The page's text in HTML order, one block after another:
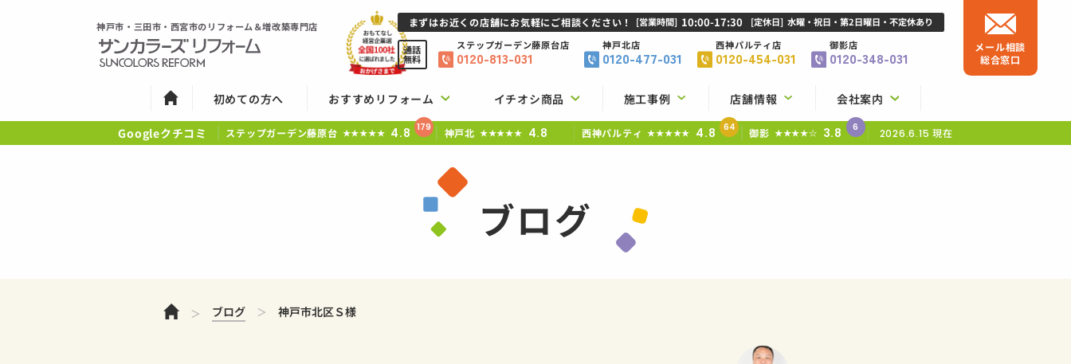
神戸市・三田市・西宮市のリフォーム＆増改築専門店
初めての方へ おすすめリフォーム イチオシ商品 施工事例 店舗情報 会社案内
まずはお近くの店舗にお気軽にご相談ください！ [営業時間] 10:00-17:30 [定休日] 水曜・祝日・第2日曜日・不定休あり
通話
無料
ステップガーデン藤原台店
0120-813-031
神戸北店
0120-477-031
西神パルティ店
0120-454-031
御影店
0120-348-031
メール相談
総合窓口
Googleクチコミ ステップガーデン藤原台 ★★★★★ 4.8 179 神戸北 ★★★★★ 4.8 西神パルティ ★★★★★ 4.8 64 御影 ★★★★☆ 3.8 6 2026.6.15 現在
ブログ
ホーム ブログ 神戸市北区Ｓ様